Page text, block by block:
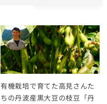
有機栽培で育てた高見さんた
ちの丹波産黒大豆の枝豆「丹